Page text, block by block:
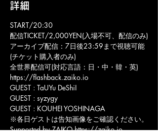
詳細
START/20:30
配信TICKET/2,000YEN(入場不可、配信のみ)
アーカイブ配信：7日後23:59まで視聴可能
(チケット購入者のみ)
全世界配信可(対応言語：日・中・韓・英)
https://flashback.zaiko.io
GUEST : TaUYu DeShiI
GUEST : syzygy
GUEST : KOUHEI YOSHINAGA
※各日ゲストは告知画像をご確認ください。
Supported by ZAIKO https://zaiko.io